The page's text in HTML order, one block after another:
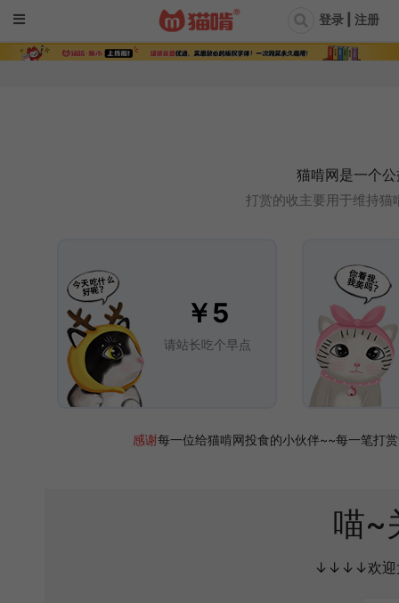
登录 | 注册
猫啃网是一个
打赏的收主要用于维持猫
￥5
请站长吃个早点
感谢每一位给猫啃网投食的小伙伴~~每一笔打
喵~
↓↓↓↓欢迎